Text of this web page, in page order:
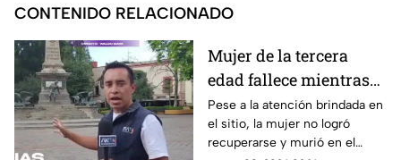
CONTENIDO RELACIONADO
Mujer de la tercera
edad fallece mientras
caminaba por el Centro
de Querétaro
Pese a la atención brindada en
el sitio, la mujer no logró
recuperarse y murió en el